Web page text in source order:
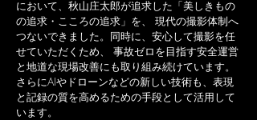
において、秋山庄太郎が追求した「美しきもの
の追求・こころの追求」を、 現代の撮影体制へ
つないできました。同時に、安心して撮影を任
せていただくため、 事故ゼロを目指す安全運営
と地道な現場改善にも取り組み続けています。
さらにAIやドローンなどの新しい技術も、表現
と記録の質を高めるための手段として活用して
います。